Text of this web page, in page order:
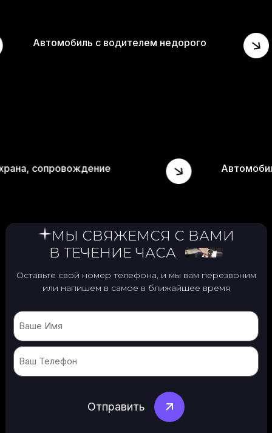
Автомобиль с водителем недорого
сопровождение
МЫ СВЯЖЕМСЯ С ВАМИ
В ТЕЧЕНИЕ ЧАСА
Оставьте свой номер телефона, и мы вам перезвоним
или напишем в самое в ближайшее время
Name
Phone
(Обязательно)